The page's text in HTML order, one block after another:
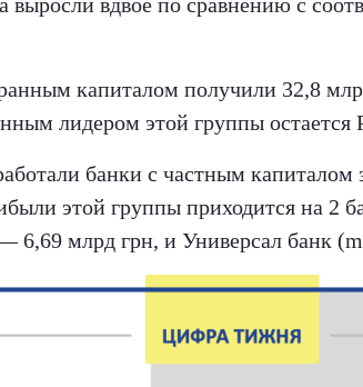
капиталом получили 32,8
лидером этой группы
банки с частным капиталом
этой группы приходится на
6,69 млрд грн, и Универсал банк